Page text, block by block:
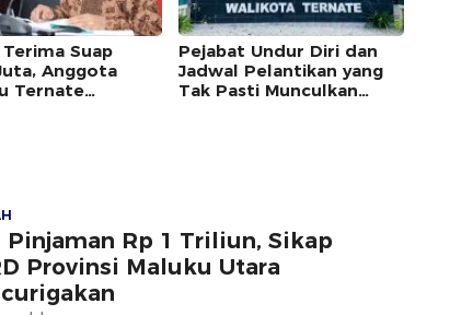
Suap
Anggota
Ternate
Pejabat Undur Diri dan
Jadwal Pelantikan yang
Tak Pasti Munculkan
Pinjaman Rp 1 Triliun, Sikap
Provinsi Maluku Utara